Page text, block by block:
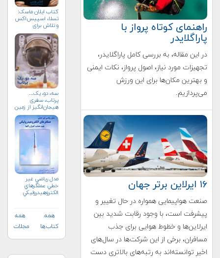
راهنمای کوتاه پرواز با
پاراگلایدر
در این مقاله، به بررسی کامل پاراگلایدر،
تجهیزات مورد نیاز، اصول پرواز، نکات ایمنی
و بهترین مکان‌ها برای این ورزش
می‌پردازیم.
۱۶ ایرلاین برتر جهان
صنعت هواپیمایی همواره در حال تغییر و
پیشرفت است، با وجود رقابت شدید بین
ایرلاین‌ها و خطوط هوایی برای جذب
مسافران، برخی از این شرکت‌ها در سال‌های
اخیر توانسته‌اند به رتبه‌های بالاتری دست
کتاب ایلان ماسک:
تسلا، اسپیس‌اکس
و تلاش برای
آینده‌ای
شگفت‌انگیز
سه، دو، یک...
پرتاب، سفری
هیجان‌انگیز از زمین
به فضا (+خرید)
مدل رياضي غير
خطي عملگرهاي
الكتروهيدروليكي
همه
کتاب‌ها
همه
مجلات